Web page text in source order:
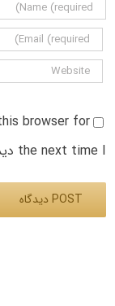
browser for
the next time I دیدگاه.